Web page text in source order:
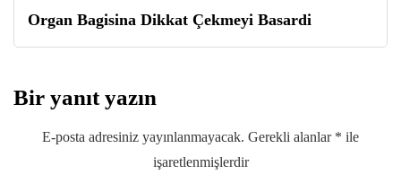
Organ Bagisina Dikkat Çekmeyi Basardi
Bir yanıt yazın
E-posta adresiniz yayınlanmayacak. Gerekli alanlar * ile
işaretlenmişlerdir